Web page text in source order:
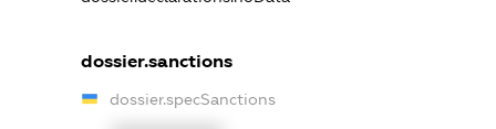
dossier.sanctions
dossier.specSanctions